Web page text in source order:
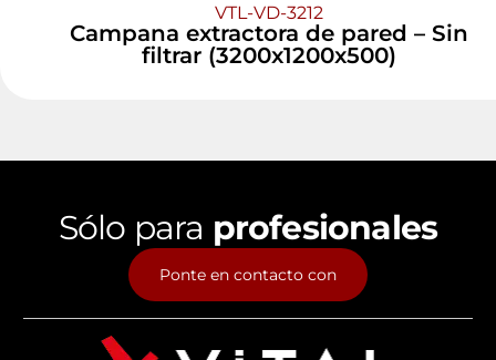
VTL-VD-3212
Campana extractora de pared – Sin
filtrar (3200x1200x500)
Sólo para profesionales
Ponte en contacto con